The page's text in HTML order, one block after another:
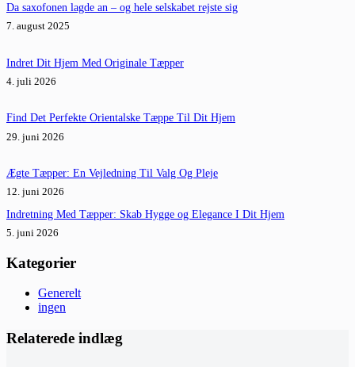
Da saxofonen lagde an – og hele selskabet rejste sig
7. august 2025
Indret Dit Hjem Med Originale Tæpper
4. juli 2026
Find Det Perfekte Orientalske Tæppe Til Dit Hjem
29. juni 2026
Ægte Tæpper: En Vejledning Til Valg Og Pleje
12. juni 2026
Indretning Med Tæpper: Skab Hygge og Elegance I Dit Hjem
5. juni 2026
Kategorier
Generelt
ingen
Relaterede indlæg